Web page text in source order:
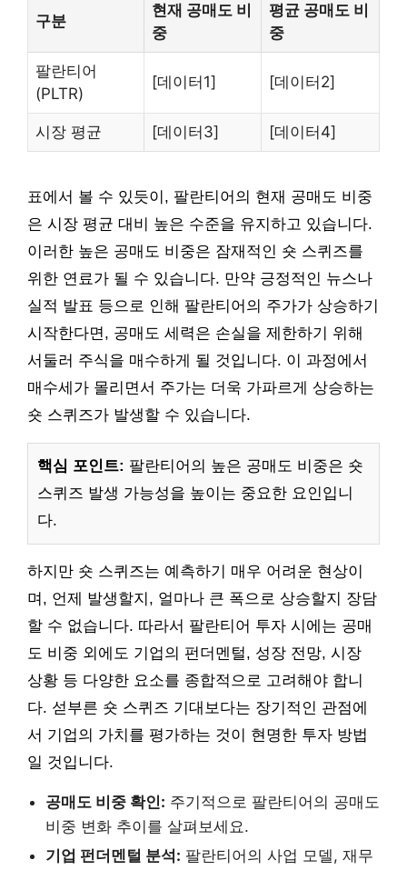
구분
현재 공매도 비
중
평균 공매도 비
중
팔란티어
(PLTR)
[데이터1] [데이터2]
시장 평균 [데이터3] [데이터4]
표에서 볼 수 있듯이, 팔란티어의 현재 공매도 비중
은 시장 평균 대비 높은 수준을 유지하고 있습니다.
이러한 높은 공매도 비중은 잠재적인 숏 스퀴즈를
위한 연료가 될 수 있습니다. 만약 긍정적인 뉴스나
실적 발표 등으로 인해 팔란티어의 주가가 상승하기
시작한다면, 공매도 세력은 손실을 제한하기 위해
서둘러 주식을 매수하게 될 것입니다. 이 과정에서
매수세가 몰리면서 주가는 더욱 가파르게 상승하는
숏 스퀴즈가 발생할 수 있습니다.
핵심 포인트: 팔란티어의 높은 공매도 비중은 숏
스퀴즈 발생 가능성을 높이는 중요한 요인입니
다.
하지만 숏 스퀴즈는 예측하기 매우 어려운 현상이
며, 언제 발생할지, 얼마나 큰 폭으로 상승할지 장담
할 수 없습니다. 따라서 팔란티어 투자 시에는 공매
도 비중 외에도 기업의 펀더멘털, 성장 전망, 시장
상황 등 다양한 요소를 종합적으로 고려해야 합니
다. 섣부른 숏 스퀴즈 기대보다는 장기적인 관점에
서 기업의 가치를 평가하는 것이 현명한 투자 방법
일 것입니다.
공매도 비중 확인: 주기적으로 팔란티어의 공매도
비중 변화 추이를 살펴보세요.
기업 펀더멘털 분석: 팔란티어의 사업 모델, 재무